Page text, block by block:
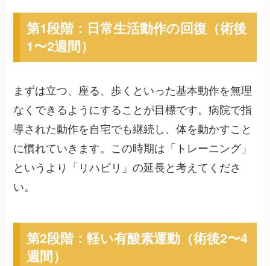
第1段階：日常生活動作の回復（術後
1〜2週間）
まずは立つ、座る、歩くといった基本動作を無理
なくできるようにすることが目標です。病院で指
導された動作を自宅でも継続し、体を動かすこと
に慣れていきます。この時期は「トレーニング」
というより「リハビリ」の延長と考えてくださ
い。
第2段階：軽い有酸素運動（術後2〜4
週間）